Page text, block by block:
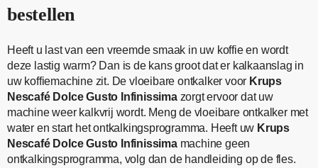
bestellen
Heeft u last van een vreemde smaak in uw koffie en wordt
deze lastig warm? Dan is de kans groot dat er kalkaanslag in
uw koffiemachine zit. De vloeibare ontkalker voor Krups
Nescafé Dolce Gusto Infinissimazorgt ervoor dat uw
machine weer kalkvrij wordt. Meng de vloeibare ontkalker met
water en start het ontkalkingsprogramma. Heeft uw Krups
Nescafé Dolce Gusto Infinissimamachine geen
ontkalkingsprogramma, volg dan de handleiding op de fles.